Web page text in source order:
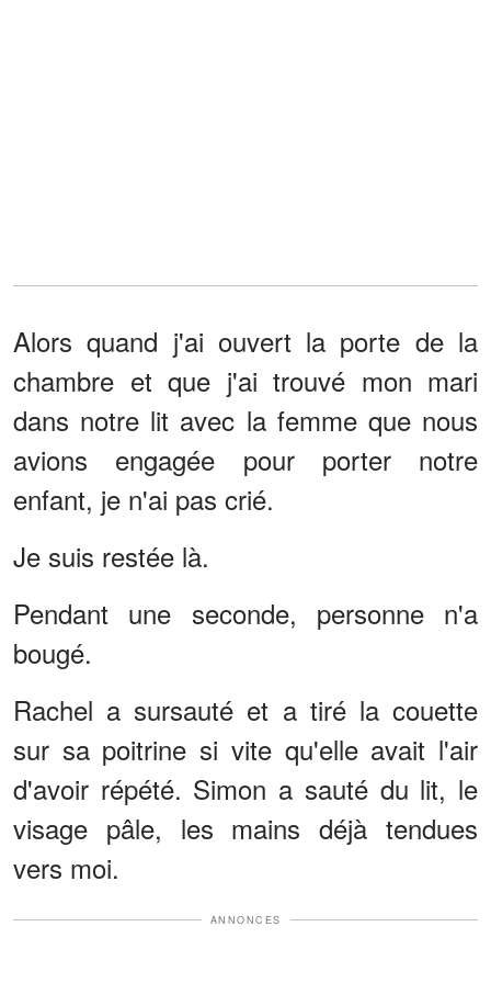
Alors quand j'ai ouvert la porte de la
chambre et que j'ai trouvé mon mari
dans notre lit avec la femme que nous
avions engagée pour porter notre
enfant, je n'ai pas crié.
Je suis restée là.
Pendant une seconde, personne n'a
bougé.
Rachel a sursauté et a tiré la couette
sur sa poitrine si vite qu'elle avait l'air
d'avoir répété. Simon a sauté du lit, le
visage pâle, les mains déjà tendues
vers moi.
ANNONCES